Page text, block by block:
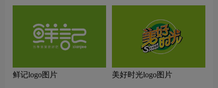
鲜记logo图片 美好时光logo图片